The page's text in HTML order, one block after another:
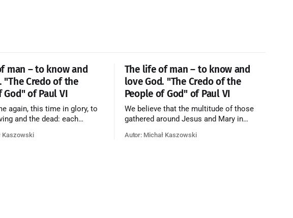
man – to know and
"The Credo of the
God" of Paul VI
again, this time in glory, to
and the dead: each
the love and piety of God
Kaszowski
The life of man – to know and
love God. "The Credo of the
People of God" of Paul VI
We believe that the multitude of those
gathered around Jesus and Mary in
where in eternal beatitude they see God
Autor: Michał Kaszowski